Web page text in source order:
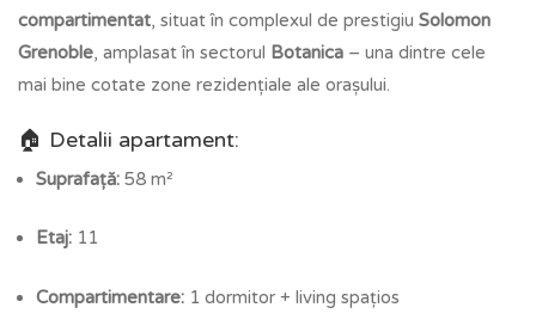
compartimentat, situat în complexul de prestigiu Solomon
Grenoble, amplasat în sectorul Botanica – una dintre cele
mai bine cotate zone rezidențiale ale orașului.
🏠 Detalii apartament:
Suprafață: 58 m²
Etaj: 11
Compartimentare: 1 dormitor + living spațios